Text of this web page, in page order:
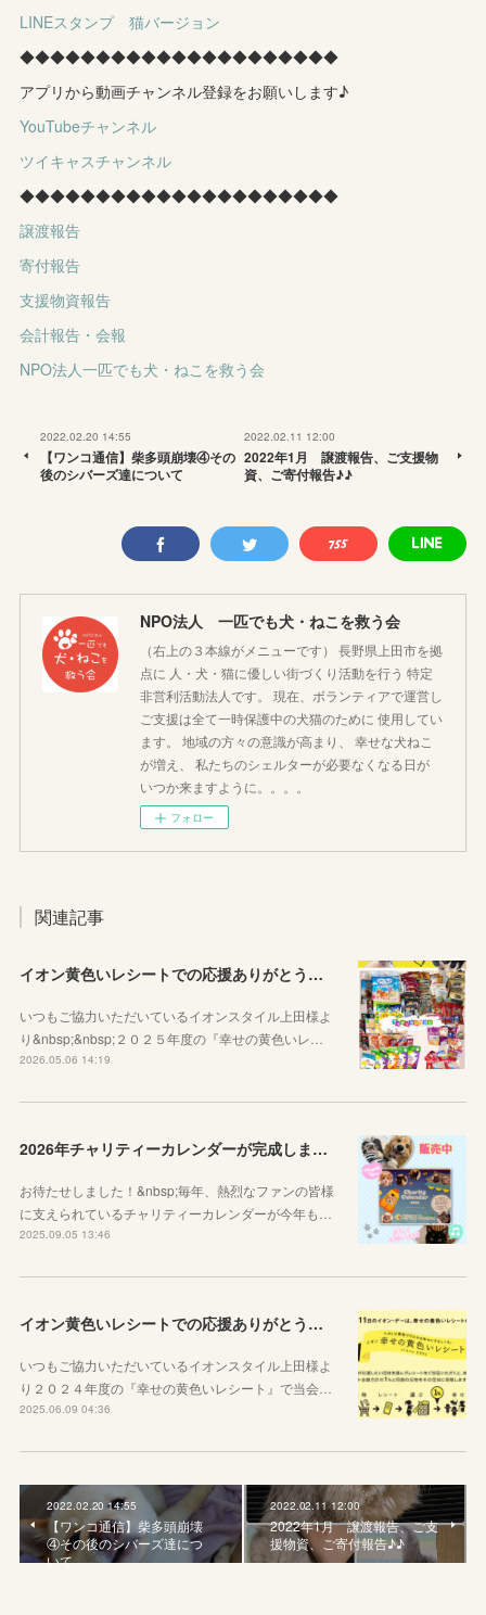
LINEスタンプ 猫バージョン
◆◆◆◆◆◆◆◆◆◆◆◆◆◆◆◆◆◆◆◆◆
アプリから動画チャンネル登録をお願いします♪
YouTubeチャンネル
ツイキャスチャンネル
◆◆◆◆◆◆◆◆◆◆◆◆◆◆◆◆◆◆◆◆◆
譲渡報告
寄付報告
支援物資報告
会計報告・会報
NPO法人一匹でも犬・ねこを救う会
2022.02.20 14:55
【ワンコ通信】柴多頭崩壊④その
後のシバーズ達について
2022.02.11 12:00
2022年1月 譲渡報告、ご支援物
資、ご寄付報告♪♪
NPO法人 一匹でも犬・ねこを救う会
（右上の３本線がメニューです） 長野県上田市を拠
点に 人・犬・猫に優しい街づくり活動を行う 特定
非営利活動法人です。 現在、ボランティアで運営し
ご支援は全て一時保護中の犬猫のために 使用してい
ます。 地域の方々の意識が高まり、 幸せな犬ねこ
が増え、 私たちのシェルターが必要なくなる日が
いつか来ますように。。。。
フォロー
関連記事
イオン黄色いレシートでの応援ありがとうございました
いつもご協力いただいているイオンスタイル上田様よ
り&nbsp;&nbsp;２０２５年度の『幸せの黄色いレ…
2026.05.06 14:19
2026年チャリティーカレンダーが完成しました！
お待たせしました！&nbsp;毎年、熱烈なファンの皆様
に支えられているチャリティーカレンダーが今年も…
2025.09.05 13:46
イオン黄色いレシートでの応援ありがとうございました
いつもご協力いただいているイオンスタイル上田様よ
り２０２４年度の『幸せの黄色いレシート』で当会…
2025.06.09 04:36
2022.02.20 14:55
【ワンコ通信】柴多頭崩壊
④その後のシバーズ達につ
いて
2022.02.11 12:00
2022年1月 譲渡報告、ご支
援物資、ご寄付報告♪♪